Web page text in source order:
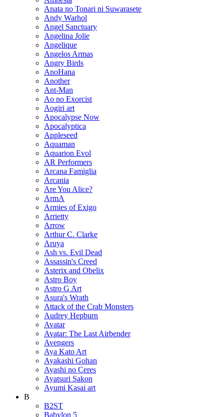
Anata no Tonari ni Suwarasete
Andy Warhol
Angel Sanctuary
Angelina Jolie
Angelique
Angelos Armas
Angry Birds
AnoHana
Another
Ant-Man
Ao no Exorcist
Aogiri art
Apocalypse Now
Apocalyptica
Appleseed
Aquaman
Aquarion Evol
AR Performers
Arcana Famiglia
Arcania
Are You Alice?
ArmA
Armies of Exigo
Arrietty
Arrow
Arthur C. Clarke
Aruya
Ash vs. Evil Dead
Assassin's Creed
Asterix and Obelix
Astro Boy
Astro G Art
Asura's Wrath
Attack of the Crab Monsters
Audrey Hepburn
Avatar
Avatar: The Last Airbender
Avengers
Aya Kato Art
Ayakashi Gohan
Ayashi no Ceres
Ayatsuri Sakon
Ayumi Kasai art
B
B2ST
Babylon 5